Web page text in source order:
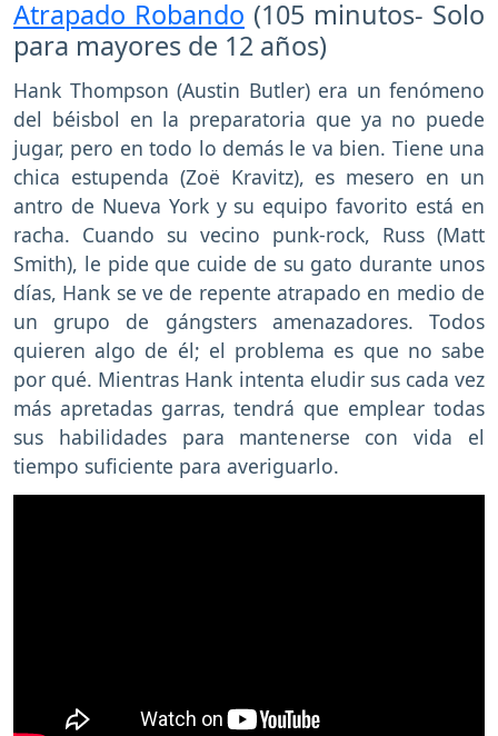
Atrapado Robando (105 minutos- Solo
para mayores de 12 años)
Hank Thompson (Austin Butler) era un fenómeno
del béisbol en la preparatoria que ya no puede
jugar, pero en todo lo demás le va bien. Tiene una
chica estupenda (Zoë Kravitz), es mesero en un
antro de Nueva York y su equipo favorito está en
racha. Cuando su vecino punk-rock, Russ (Matt
Smith), le pide que cuide de su gato durante unos
días, Hank se ve de repente atrapado en medio de
un grupo de gángsters amenazadores. Todos
quieren algo de él; el problema es que no sabe
por qué. Mientras Hank intenta eludir sus cada vez
más apretadas garras, tendrá que emplear todas
sus habilidades para mantenerse con vida el
tiempo suficiente para averiguarlo.